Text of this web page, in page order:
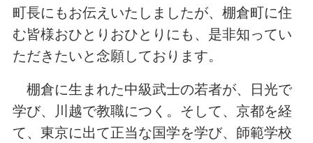
町長にもお伝えいたしましたが、棚倉町に住
む皆様おひとりおひとりにも、是非知ってい
ただきたいと念願しております。
棚倉に生まれた中級武士の若者が、日光で
学び、川越で教職につく。そして、京都を経
て、東京に出て正当な国学を学び、師範学校